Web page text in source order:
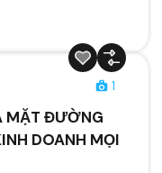
1
MẶT ĐƯỜNG
DOANH MỌI